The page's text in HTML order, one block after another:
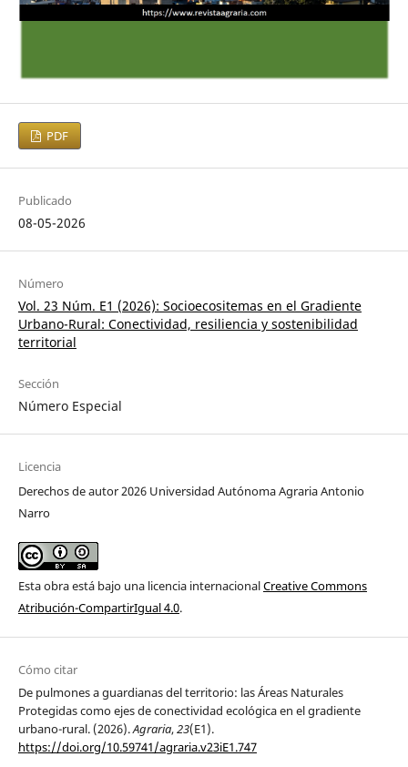
PDF
Publicado
08-05-2026
Número
Vol. 23 Núm. E1 (2026): Socioecositemas en el Gradiente
Urbano-Rural: Conectividad, resiliencia y sostenibilidad
territorial
Sección
Número Especial
Licencia
Derechos de autor 2026 Universidad Autónoma Agraria Antonio
Narro
Esta obra está bajo una licencia internacionalCreative Commons
Atribución-CompartirIgual 4.0.
Cómo citar
De pulmones a guardianas del territorio: las Áreas Naturales
Protegidas como ejes de conectividad ecológica en el gradiente
urbano-rural. (2026).Agraria,23(E1).
https://doi.org/10.59741/agraria.v23iE1.747